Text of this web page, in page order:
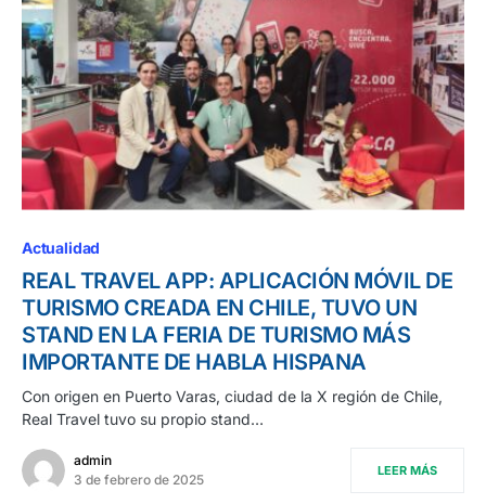
Actualidad
REAL TRAVEL APP: APLICACIÓN MÓVIL DE
TURISMO CREADA EN CHILE, TUVO UN
STAND EN LA FERIA DE TURISMO MÁS
IMPORTANTE DE HABLA HISPANA
Con origen en Puerto Varas, ciudad de la X región de Chile,
Real Travel tuvo su propio stand…
admin
3 de febrero de 2025
LEER MÁS